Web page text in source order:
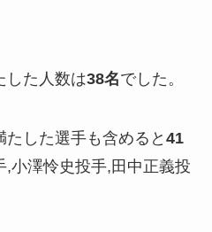
した人数は38名でした。
した選手も含めると 41
,小澤怜史投手,田中正義投